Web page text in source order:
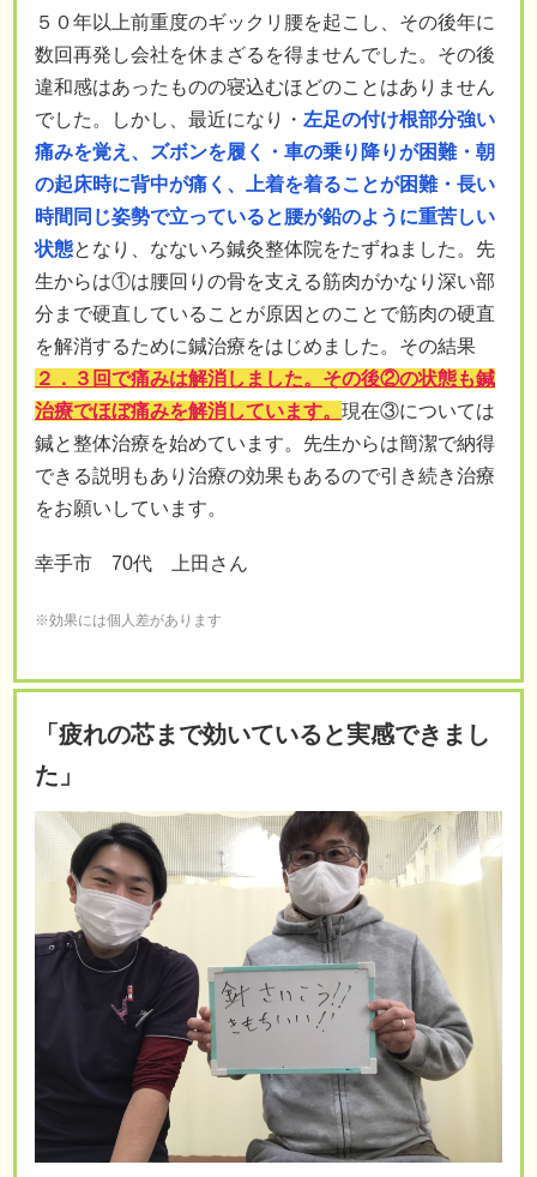
５０年以上前重度のギックリ腰を起こし、その後年に
数回再発し会社を休まざるを得ませんでした。その後
違和感はあったものの寝込むほどのことはありません
でした。しかし、最近になり・ 左足の付け根部分強い
痛みを覚え、ズボンを履く・車の乗り降りが困難・朝
の起床時に背中が痛く、上着を着ることが困難・長い
時間同じ姿勢で立っていると腰が鉛のように重苦しい
状態となり、なないろ鍼灸整体院をたずねました。先
生からは①は腰回りの骨を支える筋肉がかなり深い部
分まで硬直していることが原因とのことで筋肉の硬直
を解消するために鍼治療をはじめました。その結果
２．３回で痛みは解消しました。その後②の状態も鍼
治療でほぼ痛みを解消しています。 現在③については
鍼と整体治療を始めています。先生からは簡潔で納得
できる説明もあり治療の効果もあるので引き続き治療
をお願いしています。
幸手市 70代 上田さん
※効果には個人差があります
「疲れの芯まで効いていると実感できまし
た」